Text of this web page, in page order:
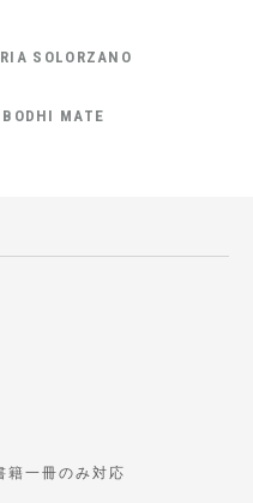
SOLORZANO
MATE
一冊のみ対応